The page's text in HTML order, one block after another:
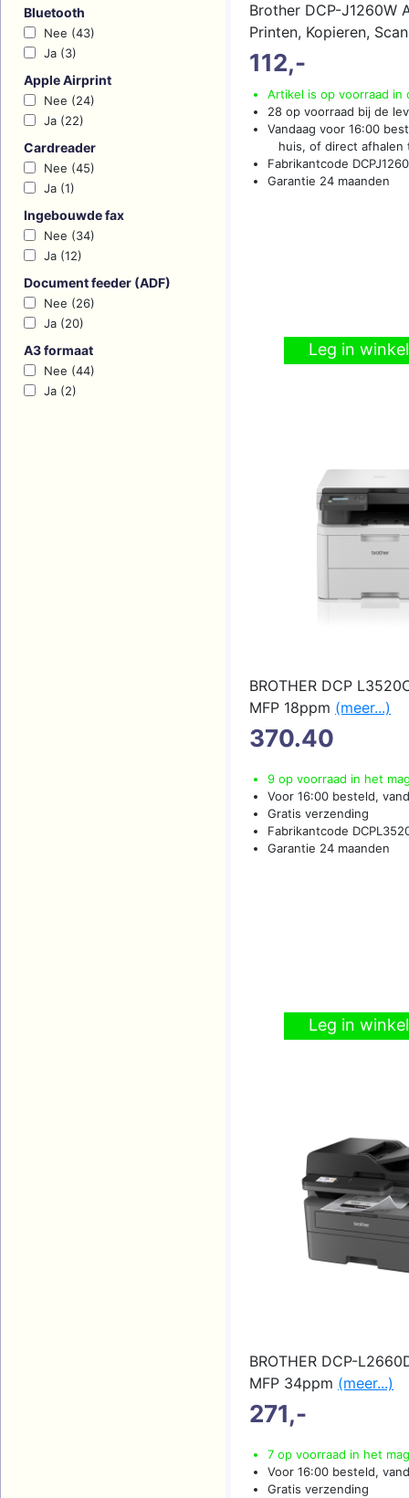
Bluetooth
Nee (43)
Ja (3)
Apple Airprint
Nee (24)
Ja (22)
Cardreader
Nee (45)
Ja (1)
Ingebouwde fax
Nee (34)
Ja (12)
Document feeder (ADF)
Nee (26)
Ja (20)
A3 formaat
Nee (44)
Ja (2)
Brother DCP-J1260W
Printen, Kopieren,
Fi(meer...)
112,-
Artikel is op voorraad in
28 op voorraad bij de
Vandaag voor 16:00
huis, of direct afhalen
Fabrikantcode
Garantie 24 maanden
Leg in
BROTHER DCP
MFP 18ppm (meer...)
370.40
9 op voorraad in het
Voor 16:00 besteld,
Gratis verzending
Fabrikantcode
Garantie 24 maanden
Leg in
BROTHER DCP-
MFP 34ppm (meer...)
271,-
7 op voorraad in het
Voor 16:00 besteld,
Gratis verzending